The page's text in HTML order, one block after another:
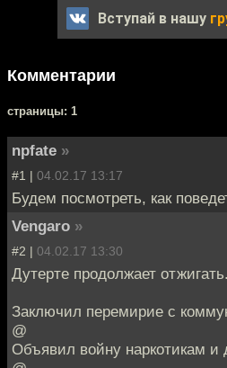
Вступай в нашу
Комментарии
cтраницы: 1
npfate »
#1 | 04.02.17 13:17
Будем посмотреть, как
Vengaro »
#2 | 04.02.17 13:30
Дутерте продолжает отжигать.
Заключил перемирие с
@
Объявил войну наркотикам